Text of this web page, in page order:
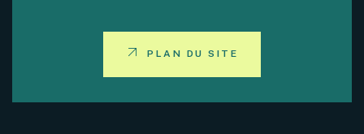
PLAN DU SITE